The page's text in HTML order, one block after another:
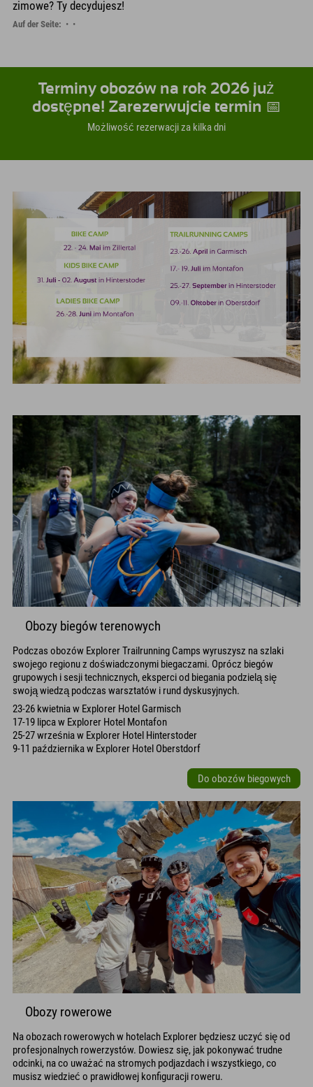
zimowe? Ty decydujesz!
Auf der Seite:
Terminy obozów na rok 2026 już
dostępne! Zarezerwujcie termin 📅
Możliwość rezerwacji za kilka dni
Obozy biegów terenowych
Podczas obozów Explorer Trailrunning Camps wyruszysz na szlaki
swojego regionu z doświadczonymi biegaczami. Oprócz biegów
grupowych i sesji technicznych, eksperci od biegania podzielą się
swoją wiedzą podczas warsztatów i rund dyskusyjnych.
23-26 kwietnia w Explorer Hotel Garmisch
17-19 lipca w Explorer Hotel Montafon
25-27 września w Explorer Hotel Hinterstoder
9-11 października w Explorer Hotel Oberstdorf
Do obozów biegowych
Obozy rowerowe
Na obozach rowerowych w hotelach Explorer będziesz uczyć się od
profesjonalnych rowerzystów. Dowiesz się, jak pokonywać trudne
odcinki, na co uważać na stromych podjazdach i wszystkiego, co
musisz wiedzieć o prawidłowej konfiguracji roweru.